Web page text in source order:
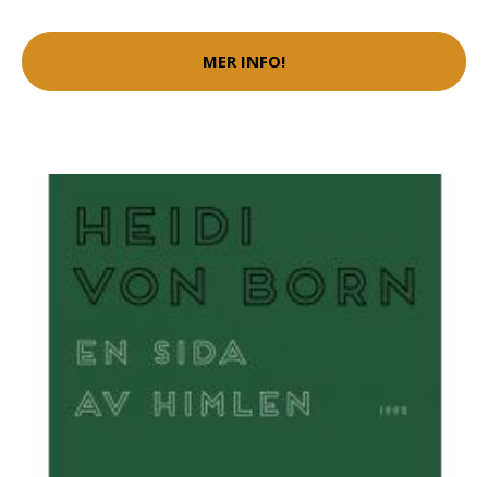
MER INFO!